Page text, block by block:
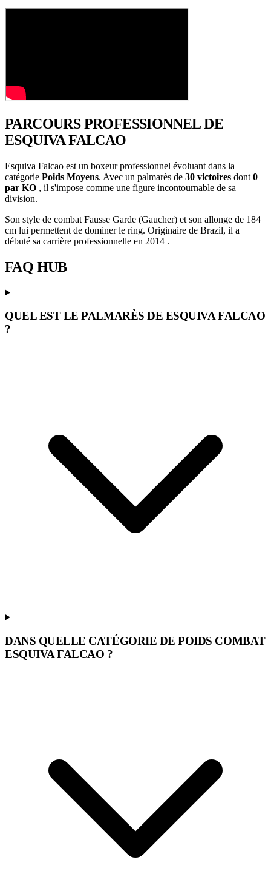
PARCOURS PROFESSIONNELDE
ESQUIVA FALCAO
Esquiva Falcao est un boxeur professionnel évoluant dans la
catégorie Poids Moyens. Avec un palmarès de 30 victoires dont 0
par KO , il s'impose comme une figure incontournable de sa
division.
Son style de combat Fausse Garde (Gaucher) et son allonge de 184
cm lui permettent de dominer le ring. Originaire de Brazil, il a
débuté sa carrière professionnelle en 2014 .
FAQ HUB
QUEL EST LE PALMARÈS DE ESQUIVA FALCAO
?
DANS QUELLE CATÉGORIE DE POIDS COMBAT
ESQUIVA FALCAO ?